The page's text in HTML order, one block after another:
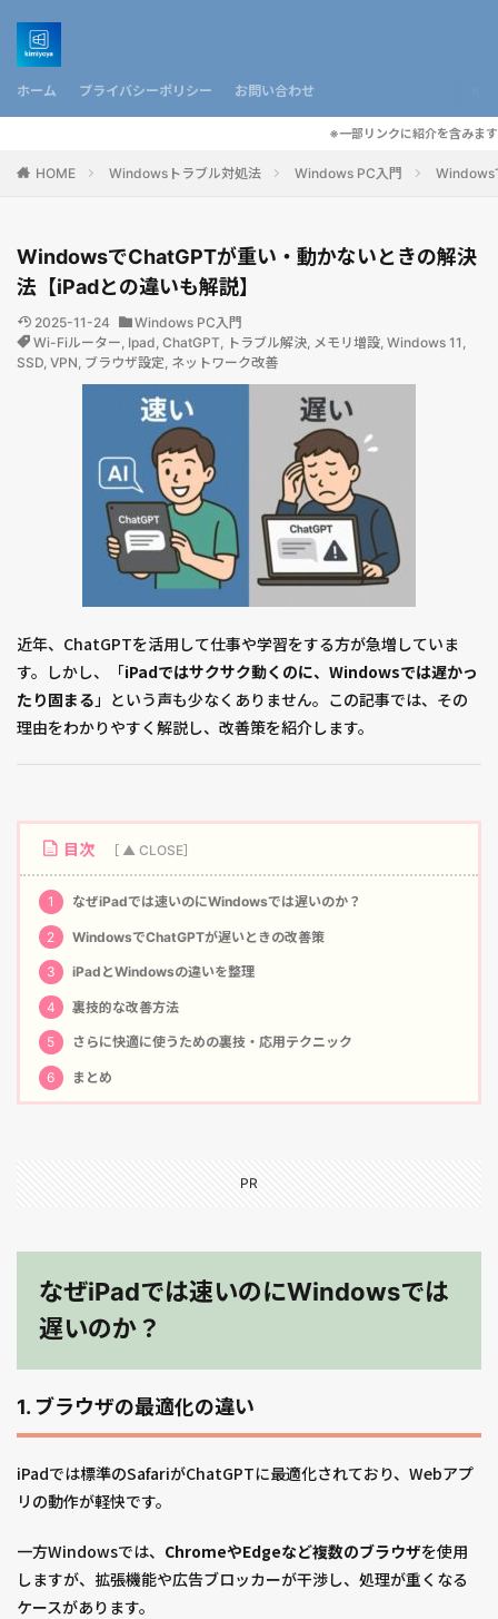
ホーム プライバシーポリシー お問い合わせ
※一部リンクに紹介を含みます
HOME Windowsトラブル対処法 Windows PC入門 Windows
WindowsでChatGPTが重い・動かないときの解決
法【iPadとの違いも解説】
2025-11-24
Windows PC入門
Wi-Fiルーター, Ipad, ChatGPT, トラブル解決, メモリ増設, Windows 11 ,
SSD, VPN, ブラウザ設定, ネットワーク改善
近年、ChatGPTを活用して仕事や学習をする方が急増していま
す。しかし、「iPadではサクサク動くのに、Windowsでは遅かっ
たり固まる」という声も少なくありません。この記事では、その
理由をわかりやすく解説し、改善策を紹介します。
目次
1 なぜiPadでは速いのにWindowsでは遅いのか？
2 WindowsでChatGPTが遅いときの改善策
3 iPadとWindowsの違いを整理
4 裏技的な改善方法
5 さらに快適に使うための裏技・応用テクニック
6 まとめ
PR
なぜiPadでは速いのにWindowsでは
遅いのか？
1. ブラウザの最適化の違い
iPadでは標準のSafariがChatGPTに最適化されており、Webアプ
リの動作が軽快です。
一方Windowsでは、 ChromeやEdgeなど複数のブラウザを使用
しますが、拡張機能や広告ブロッカーが干渉し、処理が重くなる
ケースがあります。